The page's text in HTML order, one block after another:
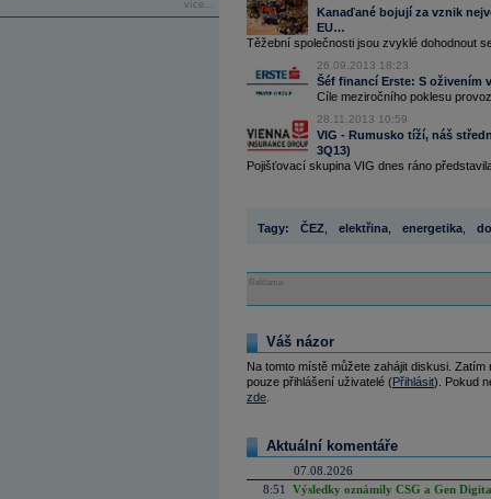
více...
Kanaďané bojují za vznik
EU…
Těžební společnosti jsou zvyklé dohodnout
26.09.2013 18:23
Šéf financí Erste: S oživením
Cíle meziročního poklesu
28.11.2013 10:59
VIG - Rumusko tíží, náš
3Q13)
Pojišťovací skupina VIG dnes ráno
Tagy: ČEZ elektřina energetika
Reklama
Váš názor
Na tomto místě můžete zahájit diskusi.
pouze přihlášení uživatelé (Přihlásit). Pokud
zde
Aktuální komentáře
07.08.2026
8:51
Výsledky oznámily CSG a Gen